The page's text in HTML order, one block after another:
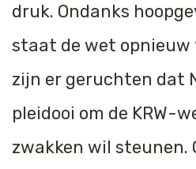
druk. Ondanks
staat de wet opnieuw
zijn er geruchten dat
pleidooi om de KRW-
zwakken wil steunen.
Orang-oetan
Tijger